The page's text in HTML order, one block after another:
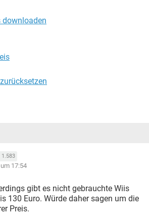
downloaden
1.583
17:54
gibt es nicht gebrauchte Wiis
130 Euro. Würde daher sagen um die
Preis.